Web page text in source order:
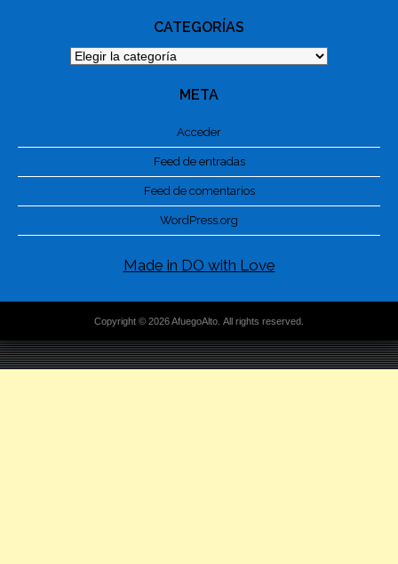
CATEGORÍAS
Categorías
META
Acceder
Feed de entradas
Feed de comentarios
WordPress.org
Made in DO with Love
Copyright © 2026 AfuegoAlto. All rights reserved.